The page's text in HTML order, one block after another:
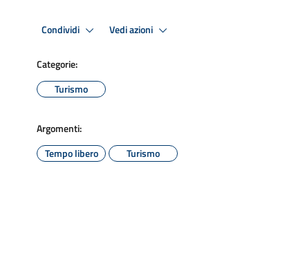
Condividi Vedi azioni
Categorie:
Turismo
Argomenti:
Tempo libero
Turismo